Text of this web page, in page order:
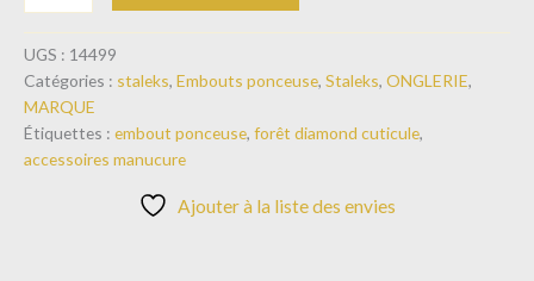
UGS : 14499
Catégories : staleks, Embouts ponceuse, Staleks, ONGLERIE,
MARQUE
Étiquettes : embout ponceuse, forêt diamond cuticule,
accessoires manucure
Ajouter à la liste des envies